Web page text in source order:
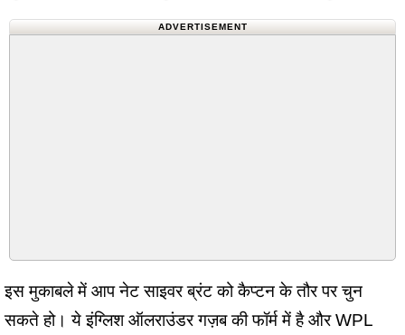
ADVERTISEMENT
इस मुकाबले में आप नेट साइवर ब्रंट को कैप्टन के तौर पर चुन
सकते हो। ये इंग्लिश ऑलराउंडर गज़ब की फॉर्म में है और WPL